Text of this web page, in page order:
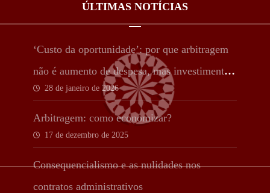
ÚLTIMAS NOTÍCIAS
‘Custo da oportunidade’: por que arbitragem
não é aumento de despesa, mas investimento
estratégico
28 de janeiro de 2026
Arbitragem: como economizar?
17 de dezembro de 2025
Consequencialismo e as nulidades nos
contratos administrativos